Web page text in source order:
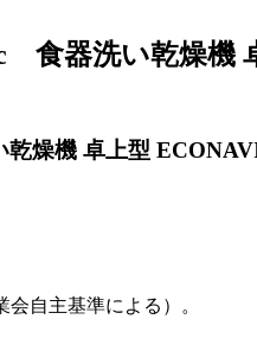
食器洗い乾燥
燥機 卓上型
自主基準による）。